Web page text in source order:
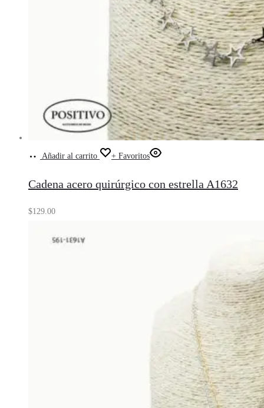
Añadir al carrito + Favoritos
Cadena acero quirúrgico con estrella A1632
$129.00